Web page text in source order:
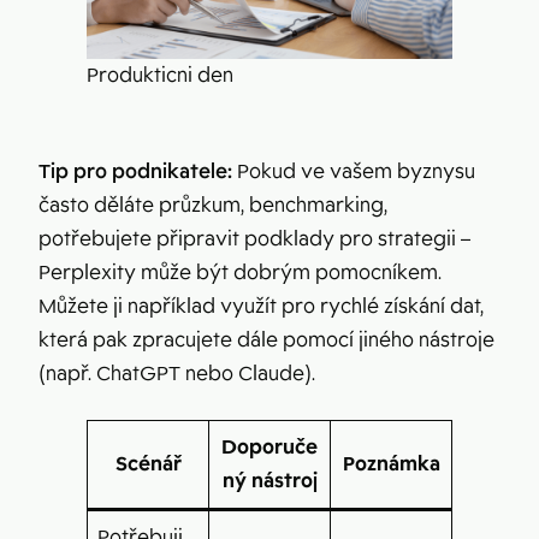
Produkticni den
Tip pro podnikatele: Pokud ve vašem byznysu
často děláte průzkum, benchmarking,
potřebujete připravit podklady pro strategii –
Perplexity může být dobrým pomocníkem.
Můžete ji například využít pro rychlé získání dat,
která pak zpracujete dále pomocí jiného nástroje
(např. ChatGPT nebo Claude).
Scénář
Doporuče
ný nástroj
Poznámka